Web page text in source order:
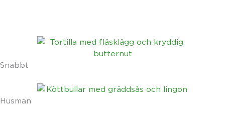
Snabbt
Husman